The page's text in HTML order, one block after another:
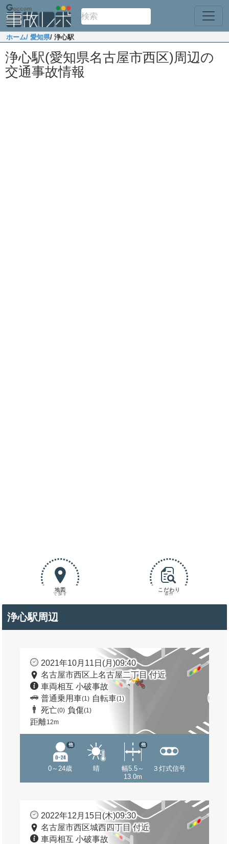
ホーム/ 愛知県/ 浄心駅
浄心駅(愛知県名古屋市西区)周辺の
交通事故情報
地図
で探す
こだわり
条件
浄心駅周辺
2021年10月11日(月)09:40
名古屋市西区上名古屋二丁目 付近
車両相互 小破事故
普通乗用車(1) 自転車(1)
死亡(0) 負傷(1)
距離12m
0～24歳
他
晴
幅5.5～
13.0m
他
３灯式信号
2022年12月15日(木)09:30
名古屋市西区城西四丁目 付近
車両相互 小破事故